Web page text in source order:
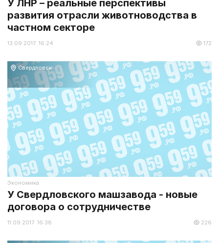
У ЛНР – реальные перспективы
развития отрасли животноводства в
частном секторе
13.09.2017 16:24 172
Свердловск
Экономика
У Свердловского машзавода - новые
договора о сотрудничестве
11.09.2017 16:38 226